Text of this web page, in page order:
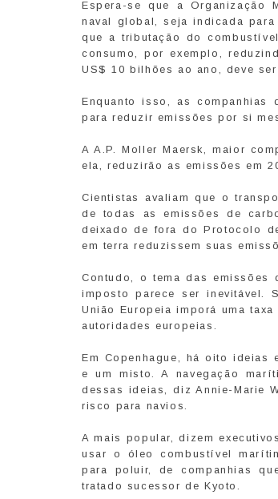
Espera-se que a Organização
naval global, seja indicada
que a tributação do
consumo, por exemplo,
US$ 10 bilhões ao ano, deve
Enquanto isso, as companhias
para reduzir emissões por si
A A.P. Moller Maersk, maior
ela, reduzirão as emissões em
Cientistas avaliam que o
de todas as emissões de
deixado de fora do Protocolo
em terra reduzissem suas
Contudo, o tema das emissões
imposto parece ser inevitável.
União Europeia imporá uma
autoridades europeias.
Em Copenhague, há oito ideias
e um misto. A navegação
dessas ideias, diz Annie-Marie
risco para navios.
A mais popular, dizem
usar o óleo combustível
para poluir, de companhias
tratado sucessor de Kyoto.